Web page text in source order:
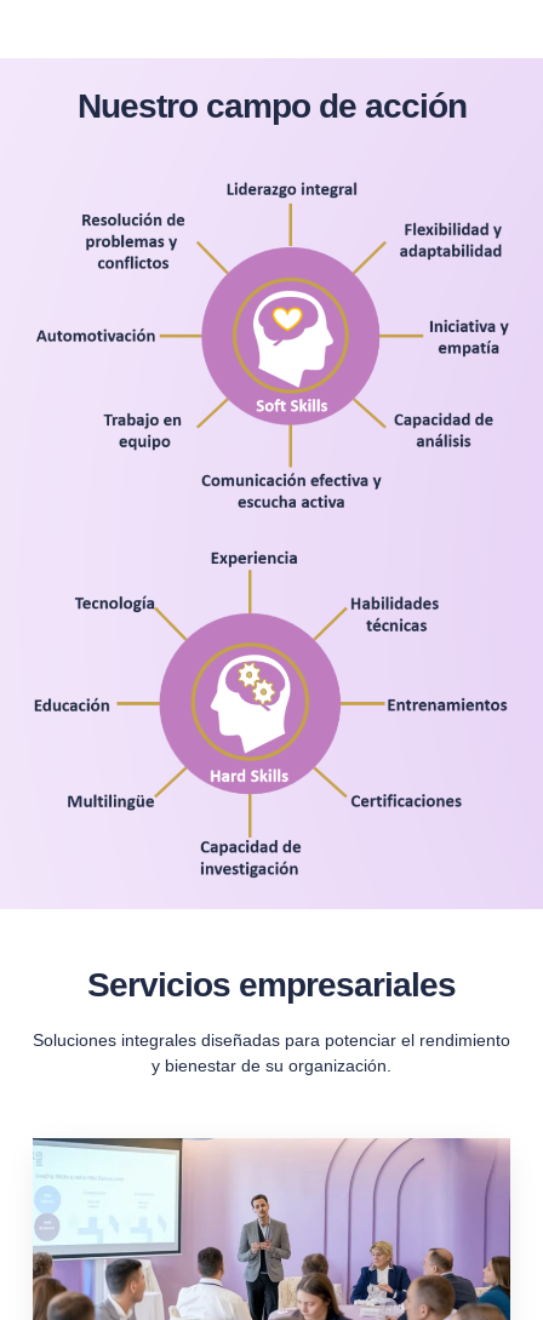
Nuestro campo de acción
Servicios empresariales
Soluciones integrales diseñadas para potenciar el rendimiento
y bienestar de su organización.